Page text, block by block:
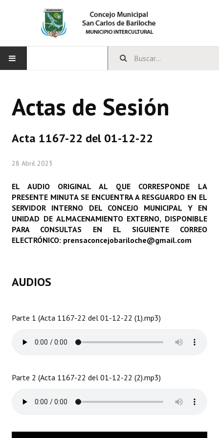
CONCEJO
Comisiones Especiales
Concejales Mandato Cumplido
Programas
Carta Orgánica 2007
Organigrama
Actas de Sesión
Acta 1167-22 del 01-12-22
28 Abril 2023
EL AUDIO ORIGINAL AL QUE CORRESPONDE LA
PRESENTE MINUTA SE ENCUENTRA A RESGUARDO EN EL
SERVIDOR INTERNO DEL CONCEJO MUNICIPAL Y EN
UNIDAD DE ALMACENAMIENTO EXTERNO, DISPONIBLE
PARA CONSULTAS EN EL SIGUIENTE CORREO
ELECTRÓNICO: prensaconcejobariloche@gmail.com
AUDIOS
Parte 1 (Acta 1167-22 del 01-12-22 (1).mp3)
Parte 2 (Acta 1167-22 del 01-12-22 (2).mp3)